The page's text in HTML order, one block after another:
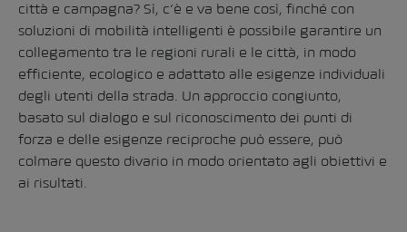
città e campagna? Sì, c’è e va bene così, finché con
soluzioni di mobilità intelligenti è possibile garantire un
collegamento tra le regioni rurali e le città, in modo
efficiente, ecologico e adattato alle esigenze individuali
degli utenti della strada. Un approccio congiunto,
basato sul dialogo e sul riconoscimento dei punti di
forza e delle esigenze reciproche può essere, può
colmare questo divario in modo orientato agli obiettivi e
ai risultati.